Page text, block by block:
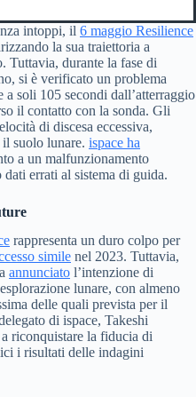
intoppi, il 6 maggio Resilience
la sua traiettoria a
Tuttavia, durante la fase di
si è verificato un problema
soli 105 secondi dall’atterraggio
il contatto con la sonda. Gli
di discesa eccessiva,
suolo lunare. ispace ha
a un malfunzionamento
dati errati al sistema di guida.
rappresenta un duro colpo per
simile nel 2023. Tuttavia,
annunciato l’intenzione di
lunare, con almeno
delle quali prevista per il
di ispace, Takeshi
riconquistare la fiducia di
i risultati delle indagini